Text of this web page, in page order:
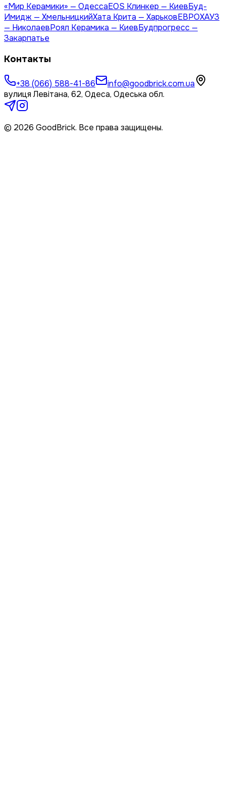
«Мир Керамики» — ОдессаEOS Клинкер — КиевБуд-
Имидж — ХмельницкийХата Крита — ХарьковЕВРОХАУЗ
— НиколаевРоял Керамика — КиевБудпрогресс —
Закарпатье
Контакты
+38 (066) 588-41-86
info@goodbrick.com.ua
вулиця Левітана, 62, Одеса, Одеська обл.
© 2026 GoodBrick. Все права защищены.